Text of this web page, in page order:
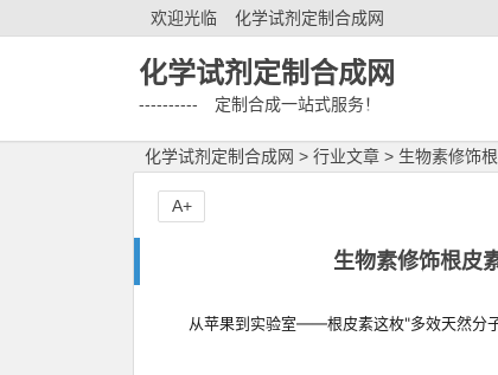
欢迎光临 化学试剂定制合成网
化学试剂定制合成网
---------- 定制合成一站式服务！
化学试剂定制合成网 > 行业文章 > 生物素修饰
生物素修饰根皮
A+
从苹果到实验室——根皮素这枚"多效天然分